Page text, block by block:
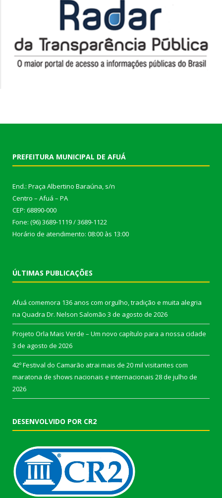
PREFEITURA MUNICIPAL DE AFUÁ
End.: Praça Albertino Baraúna, s/n
Centro – Afuá – PA
CEP: 68890-000
Fone: (96) 3689-1119 / 3689-1122
Horário de atendimento: 08:00 às 13:00
ÚLTIMAS PUBLICAÇÕES
Afuá comemora 136 anos com orgulho, tradição e muita alegria
na Quadra Dr. Nelson Salomão 3 de agosto de 2026
Projeto Orla Mais Verde – Um novo capítulo para a nossa cidade
3 de agosto de 2026
42º Festival do Camarão atrai mais de 20 mil visitantes com
maratona de shows nacionais e internacionais 28 de julho de
2026
DESENVOLVIDO POR CR2